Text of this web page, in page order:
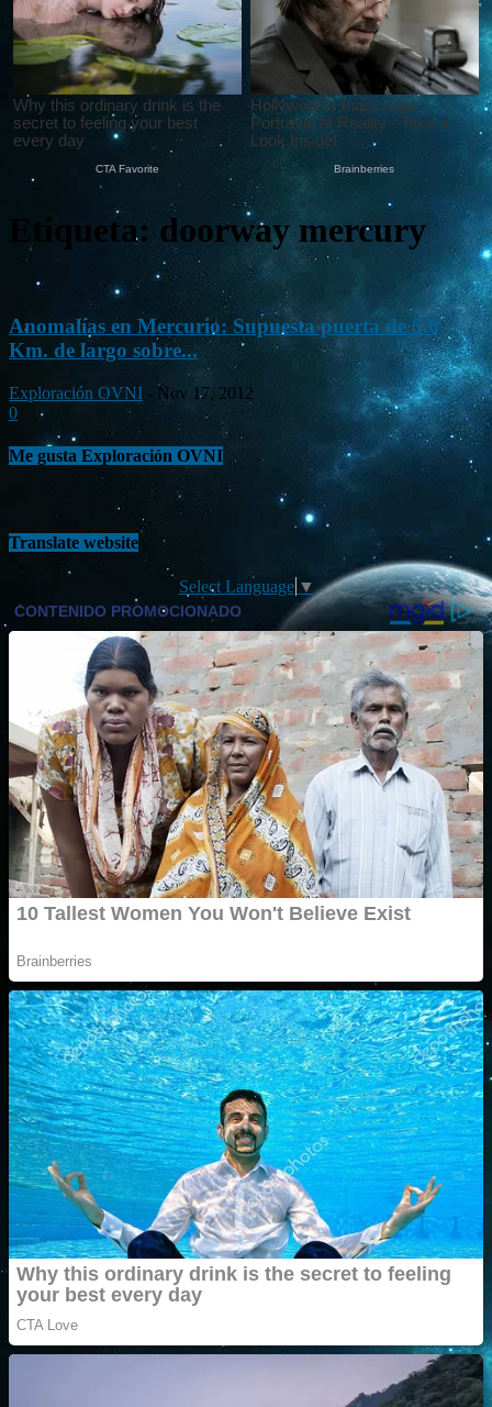
Etiqueta: doorway mercury
Anomalías en Mercurio: Supuesta puerta de 5.6
Km. de largo sobre...
Exploración OVNI - Nov 17, 2012
0
Me gusta Exploración OVNI
Translate website
Select Language ▼